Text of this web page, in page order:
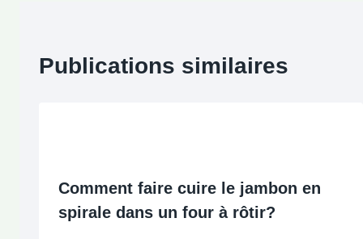
Publications similaires
Comment faire cuire le jambon en
spirale dans un four à rôtir?